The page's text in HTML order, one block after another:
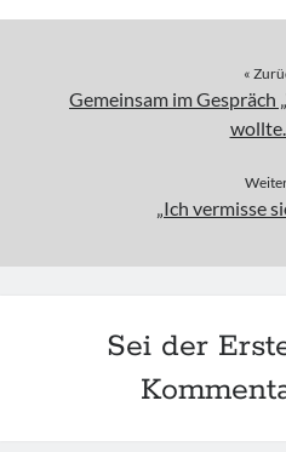
«
Gemeinsam im Gespräch
„Ich vermisse
Sei der